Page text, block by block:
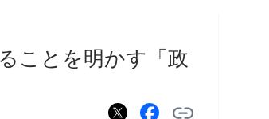
ことを明かす「政